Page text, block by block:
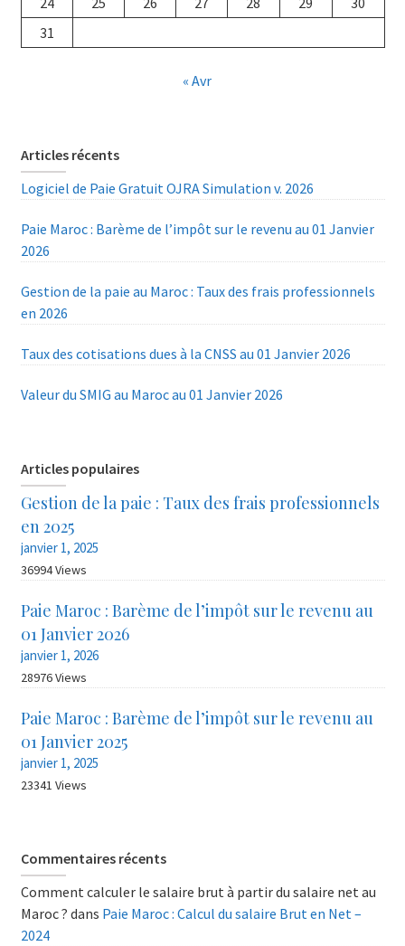
31
« Avr
Articles récents
Logiciel de Paie Gratuit OJRA Simulation v. 2026
Paie Maroc : Barème de l’impôt sur le revenu au 01 Janvier
2026
Gestion de la paie au Maroc : Taux des frais professionnels
en 2026
Taux des cotisations dues à la CNSS au 01 Janvier 2026
Valeur du SMIG au Maroc au 01 Janvier 2026
Articles populaires
Gestion de la paie : Taux des frais professionnels
en 2025
janvier 1, 2025
36994 Views
Paie Maroc : Barème de l’impôt sur le revenu au
01 Janvier 2026
janvier 1, 2026
28976 Views
Paie Maroc : Barème de l’impôt sur le revenu au
01 Janvier 2025
janvier 1, 2025
23341 Views
Commentaires récents
Comment calculer le salaire brut à partir du salaire net au
Maroc ? dans Paie Maroc : Calcul du salaire Brut en Net –
2024